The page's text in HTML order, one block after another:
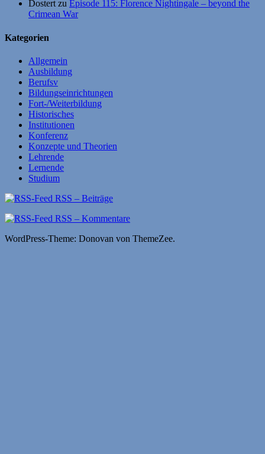
Dostertzu Episode 115: Florence Nightingale – beyond the
Crimean War
Kategorien
Allgemein
Ausbildung
Berufsv
Bildungseinrichtungen
Fort-/Weiterbildung
Historisches
Institutionen
Konferenz
Konzepte und Theorien
Lehrende
Lernende
Studium
RSS – Beiträge
RSS – Kommentare
WordPress-Theme: Donovan von ThemeZee.